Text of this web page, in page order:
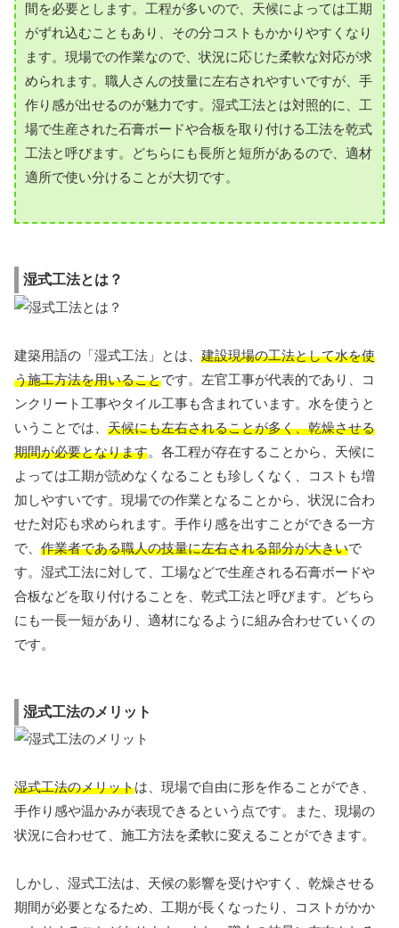
間を必要とします。工程が多いので、天候によっては工期
がずれ込むこともあり、その分コストもかかりやすくなり
ます。現場での作業なので、状況に応じた柔軟な対応が求
められます。職人さんの技量に左右されやすいですが、手
作り感が出せるのが魅力です。湿式工法とは対照的に、工
場で生産された石膏ボードや合板を取り付ける工法を乾式
工法と呼びます。どちらにも長所と短所があるので、適材
適所で使い分けることが大切です。
湿式工法とは？
建築用語の「湿式工法」とは、 建設現場の工法として水を使
う施工方法を用いることです。左官工事が代表的であり、コ
ンクリート工事やタイル工事も含まれています。水を使うと
いうことでは、 天候にも左右されることが多く、乾燥させる
期間が必要となります。各工程が存在することから、天候に
よっては工期が読めなくなることも珍しくなく、コストも増
加しやすいです。現場での作業となることから、状況に合わ
せた対応も求められます。手作り感を出すことができる一方
で、 作業者である職人の技量に左右される部分が大きいで
す。湿式工法に対して、工場などで生産される石膏ボードや
合板などを取り付けることを、乾式工法と呼びます。どちら
にも一長一短があり、適材になるように組み合わせていくの
です。
湿式工法のメリット
湿式工法のメリットは、現場で自由に形を作ることができ、
手作り感や温かみが表現できるという点です。また、現場の
状況に合わせて、施工方法を柔軟に変えることができます。
しかし、湿式工法は、天候の影響を受けやすく、乾燥させる
期間が必要となるため、工期が長くなったり、コストがかか